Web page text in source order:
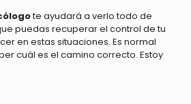
te ayudará a verlo todo de
puedas recuperar el control de tu
en estas situaciones. Es normal
cuál es el camino correcto. Estoy